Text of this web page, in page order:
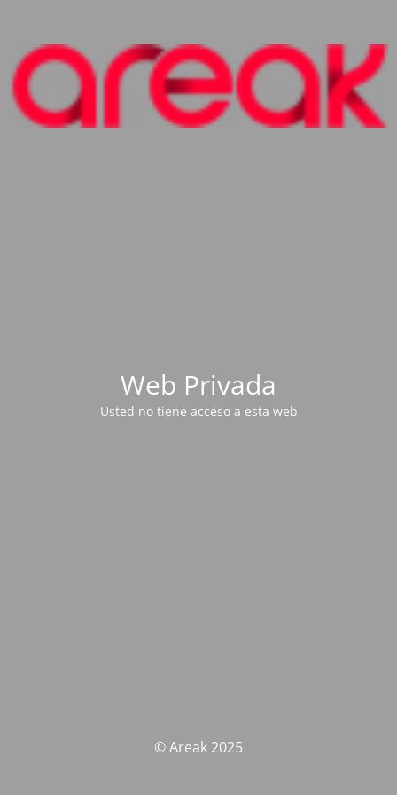
Web Privada
Usted no tiene acceso a esta web
© Areak 2025